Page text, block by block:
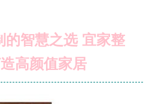
的智慧之选 宜家整
高颜值家居